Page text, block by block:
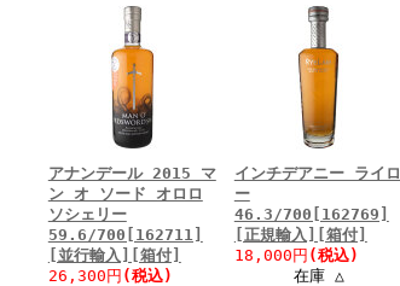
アナンデール 2015 マ
ン オ ソード オロロ
ソシェリー
59.6/700[162711]
[並行輸入][箱付]
26,300円 (税込)
インチデアニー ライロ
ー
46.3/700[162769]
[正規輸入][箱付]
18,000円 (税込)
在庫 △